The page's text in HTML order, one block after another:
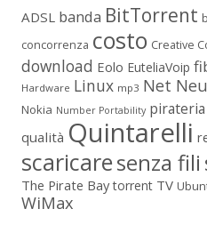
ADSL banda BitTorrent
concorrenza costo Creative
download Eolo EuteliaVoip
Hardware Linux mp3 Net
Nokia Number Portability pirateria
qualità Quintarelli
scaricaresenza fili
The Pirate Bay torrent TV
WiMax